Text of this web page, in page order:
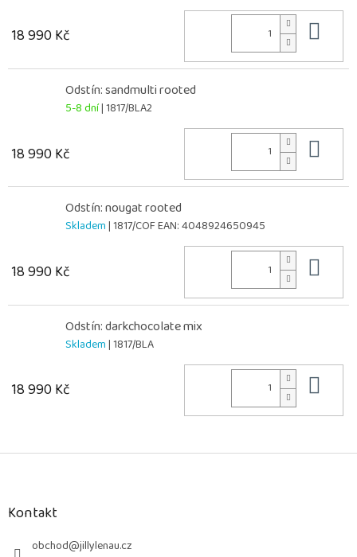
18 990 Kč
Odstín: sandmulti rooted
5-8 dní| 1817/BLA2
18 990 Kč
Odstín: nougat rooted
Skladem| 1817/COFEAN:4048924650945
18 990 Kč
Odstín: darkchocolate mix
Skladem| 1817/BLA
18 990 Kč
Z
Kontakt
obchod@jillylenau.cz